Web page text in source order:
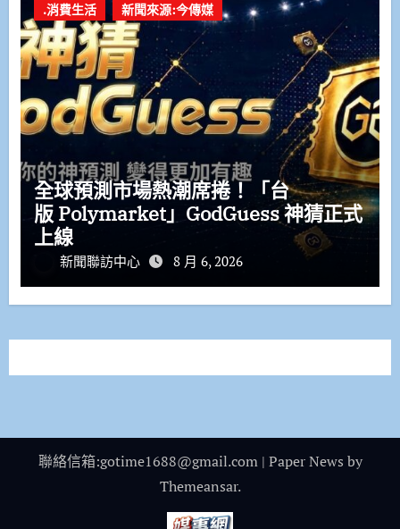
.消費生活 新聞來源:今傳媒
全球預測市場熱潮席捲！「台
版 Polymarket」GodGuess 神猜正式
上線
新聞聯訪中心 8 月 6, 2026
聯絡信箱:gotime1688@gmail.com | Paper News by
Themeansar.